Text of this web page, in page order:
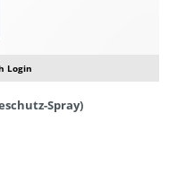
Login
Spray)